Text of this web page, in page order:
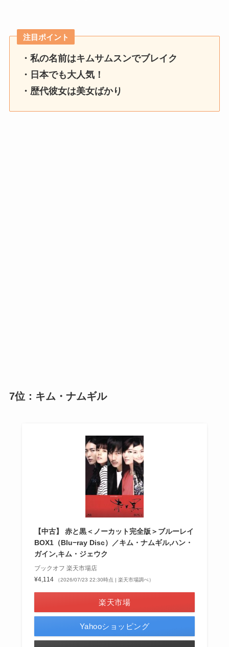
注目ポイント
・私の名前はキムサムスンでブレイク
・日本でも大人気！
・歴代彼女は美女ばかり
7位：キム・ナムギル
【中古】 赤と黒＜ノーカット完全版＞ブルーレイ
BOX1（Blu−ray Disc）／キム・ナムギル,ハン・
ガイン,キム・ジェウク
ブックオフ 楽天市場店
¥4,114
（2026/07/23 22:30時点 | 楽天市場調べ）
楽天市場
Yahooショッピング